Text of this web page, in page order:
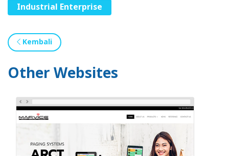
Industrial Enterprise
Kembali
Other Websites